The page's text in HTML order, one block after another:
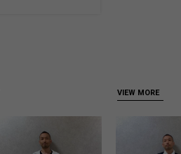
VIEW MORE